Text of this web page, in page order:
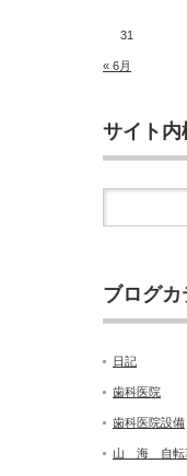
31
« 6月
サイト内
ブログ
日記
歯科医院
歯科医院設備
山 海 自転